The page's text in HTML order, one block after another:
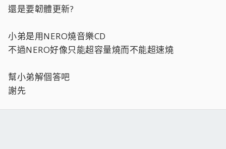
還是要韌體更新?
小弟是用NERO燒音樂CD
不過NERO好像只能超容量燒而不能超速燒
幫小弟解個答吧
謝先